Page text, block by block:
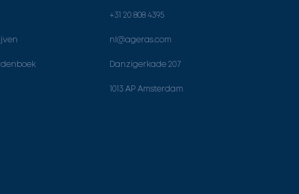
+31 20 808 4395
nl@ageras.com
Danzigerkade 207
1013 AP Amsterdam